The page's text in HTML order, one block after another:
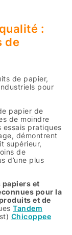
:
de
de papier,
pour
papier de
de moindre
pratiques
démontrent
supérieur,
de
d’une plus
papiers et
pour la
et de
Tandem
Chicoppee